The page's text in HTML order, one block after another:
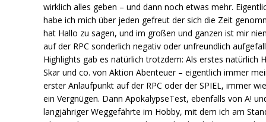
wirklich alles geben – und dann noch etwas mehr.
habe ich mich über jeden gefreut der sich die Zeit
hat Hallo zu sagen, und im großen und ganzen ist mir
auf der RPC sonderlich negativ oder unfreundlich
Highlights gab es natürlich trotzdem: Als erstes natürlich
Skar und co. von Aktion Abenteuer – eigentlich immer
erster Anlaufpunkt auf der RPC oder der SPIEL, immer
ein Vergnügen. Dann ApokalypseTest, ebenfalls von A!
langjähriger Weggefährte im Hobby, mit dem ich am